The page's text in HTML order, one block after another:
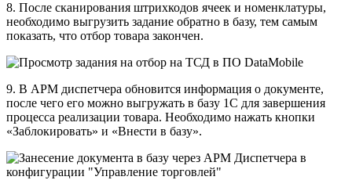
8. После сканирования штрихкодов ячеек и номенклатуры,
необходимо выгрузить задание обратно в базу, тем самым
показать, что отбор товара закончен.
9. В АРМ диспетчера обновится информация о документе,
после чего его можно выгружать в базу 1С для завершения
процесса реализации товара. Необходимо нажать кнопки
«Заблокировать» и «Внести в базу».